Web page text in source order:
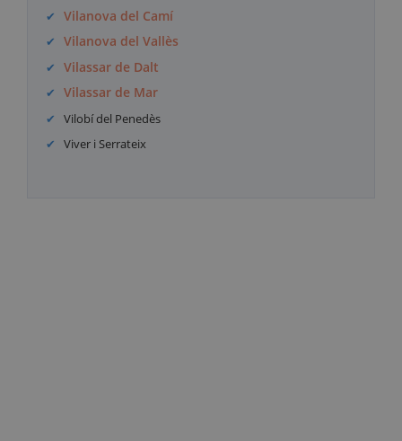
Vilanova del Camí
Vilanova del Vallès
Vilassar de Dalt
Vilassar de Mar
Vilobí del Penedès
Viver i Serrateix